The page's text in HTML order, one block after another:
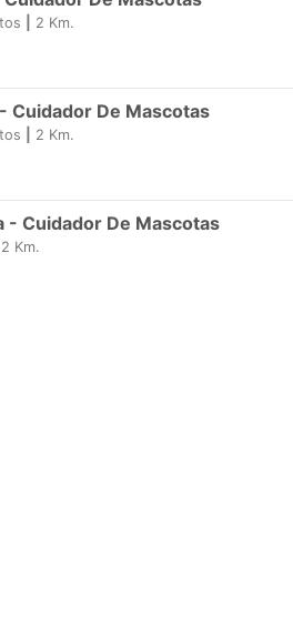
2 Km.
- Cuidador De Mascotas
2 Km.
- Cuidador De Mascotas
2 Km.